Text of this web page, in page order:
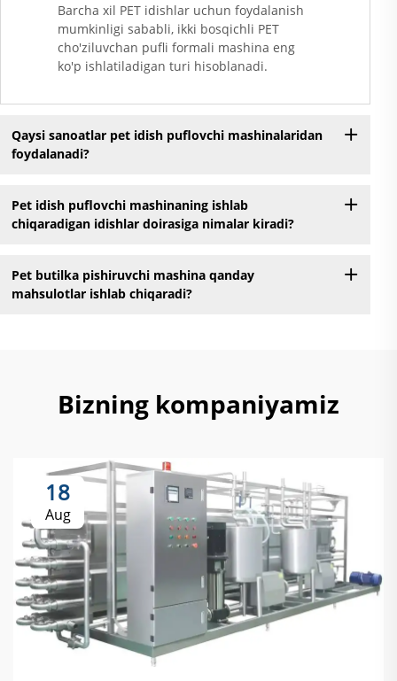
Barcha xil PET idishlar uchun foydalanish
mumkinligi sababli, ikki bosqichli PET
cho'ziluvchan pufli formali mashina eng
ko'p ishlatiladigan turi hisoblanadi.
Qaysi sanoatlar pet idish puflovchi mashinalaridan
foydalanadi?
Pet idish puflovchi mashinaning ishlab
chiqaradigan idishlar doirasiga nimalar kiradi?
Pet butilka pishiruvchi mashina qanday
mahsulotlar ishlab chiqaradi?
Bizning kompaniyamiz
18
Aug